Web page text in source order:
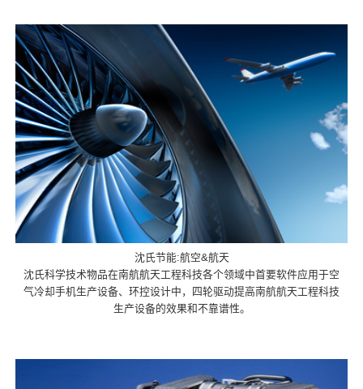
沈氏节能:航空&航天
沈氏科学技术物品在南航航天工程科技各个领域中首要软件应用于空
气冷却手机生产设备、环控设计中，四轮驱动提高南航航天工程科技
生产设备的效果和不靠谱性。